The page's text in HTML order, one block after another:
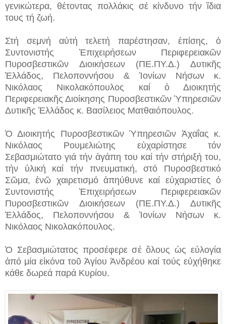
γενικώτερα, θέτοντας πολλάκις σέ κίνδυνο τήν ἲδια
τους τή ζωή.
Στή σεμνή αὐτή τελετή παρέστησαν, ἐπίσης, ὁ
Συντονιστής Ἐπιχειρήσεων Περιφερειακῶν
Πυροσβεστικῶν Διοικήσεων (ΠΕ.ΠΥ.Δ.) Δυτικῆς
Ἑλλάδος, Πελοποννήσου & Ἰονίων Νήσων κ.
Νικόλαος Νικολακόπουλος καί ὁ Διοικητής
Περιφερειακῆς Διοίκησης Πυροσβεστικῶν Ὑπηρεσιῶν
Δυτικῆς Ἑλλάδος κ. Βασίλειος Ματθαιόπουλος.
Ὁ Διοικητής Πυροσβεστικῶν Ὑπηρεσιῶν Ἀχαΐας κ.
Νικόλαος Ρουμελιώτης εὐχαρίστησε τόν
Σεβασμιώτατο γιά τήν ἀγάπη του καί τήν στήριξή του,
τήν ὑλική καί τήν πνευματική, στό Πυροσβεστικό
Σῶμα, ἐνῶ χαιρετισμό ἀπηύθυνε καί εὐχαριστίες ὁ
Συντονιστής Ἐπιχειρήσεων Περιφερειακῶν
Πυροσβεστικῶν Διοικήσεων (ΠΕ.ΠΥ.Δ.) Δυτικῆς
Ἑλλάδος, Πελοποννήσου & Ἰονίων Νήσων κ.
Νικόλαος Νικολακόπουλος.
Ὁ Σεβασμιώτατος προσέφερε σέ ὃλους ὡς εὐλογία
ἀπό μία εἰκόνα τοῦ Ἁγίου Ἀνδρέου καί τούς εὐχήθηκε
κάθε δωρεά παρά Κυρίου.